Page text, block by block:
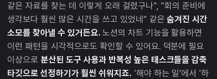
같은 자료를 찾는 데 이렇게 오래 걸렸구나", "회의 준비에
생각보다 훨씬 많은 시간을 쓰고 있었네" 같은숨겨진 시간
소모를 찾아낼 수 있거든요.노션의 차트 기능을 활용하면
이런 패턴을 시각적으로도 확인할 수 있어요. 덕분에 필요
이상으로 분산된 도구 사용과 반복성 높은 태스크들을 감축
타깃으로 선정하기가 훨씬 쉬워지죠. '해야 하는 일'에서 '하